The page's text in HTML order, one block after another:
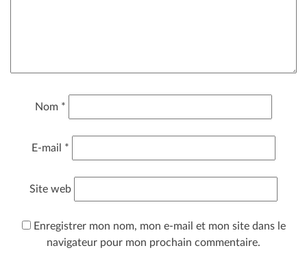
Nom *
E-mail *
Site web
Enregistrer mon nom, mon e-mail et mon site dans le
navigateur pour mon prochain commentaire.